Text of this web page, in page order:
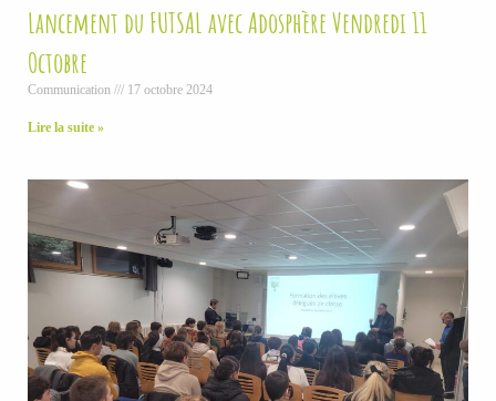
Lancement du FUTSAL avec Adosphère Vendredi 11
Octobre
Communication 17 octobre 2024
Lire la suite »